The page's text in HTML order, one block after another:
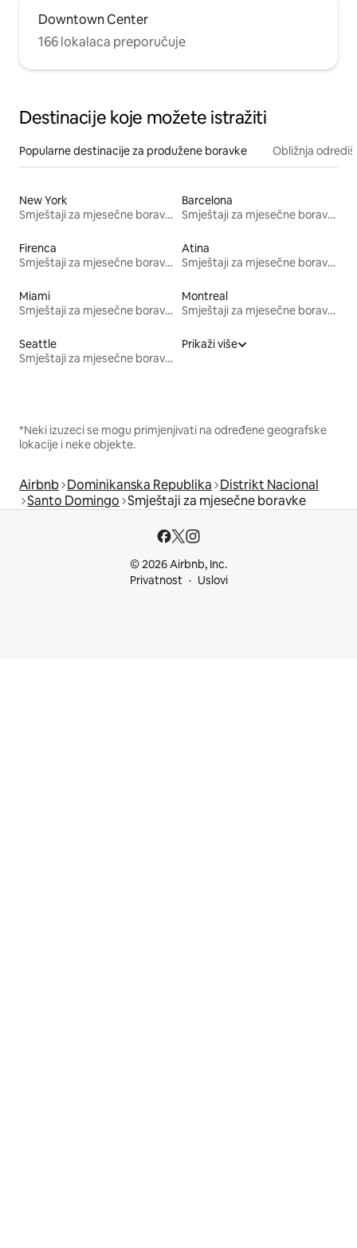
Downtown Center
166 lokalaca preporučuje
Destinacije koje možete istražiti
Popularne destinacije za produžene boravke Obližnja
New York
Smještaji za mjesečne boravke
Barcelona
Smještaji za mjesečne boravke
Firenca
Smještaji za mjesečne boravke
Atina
Smještaji za mjesečne boravke
Miami
Smještaji za mjesečne boravke
Montreal
Smještaji za mjesečne boravke
Seattle
Smještaji za mjesečne boravke
Prikaži više
*Neki izuzeci se mogu primjenjivati na određene geografske
lokacije i neke objekte.
Airbnb Dominikanska Republika Distrikt Nacional
Santo Domingo Smještaji za mjesečne boravke
© 2026 Airbnb, Inc.
Privatnost
Uslovi